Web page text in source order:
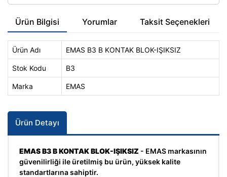
Ürün Bilgisi Yorumlar Taksit Seçenekleri
Ürün Adı EMAS B3 B KONTAK BLOK-IŞIKSIZ
Stok Kodu B3
Marka EMAS
Ürün Detayı
EMAS B3 B KONTAK BLOK-IŞIKSIZ - EMAS markasının
güvenilirliği ile üretilmiş bu ürün, yüksek kalite
standartlarına sahiptir.